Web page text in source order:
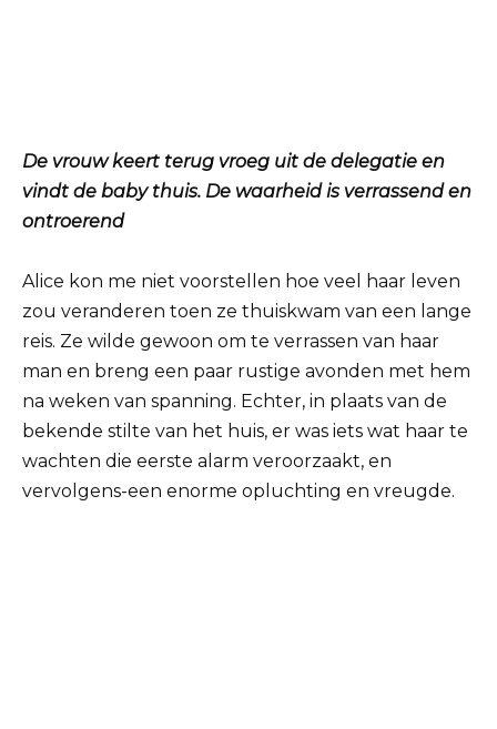
De vrouw keert terug vroeg uit de delegatie en
vindt de baby thuis. De waarheid is verrassend en
ontroerend
Alice kon me niet voorstellen hoe veel haar leven
zou veranderen toen ze thuiskwam van een lange
reis. Ze wilde gewoon om te verrassen van haar
man en breng een paar rustige avonden met hem
na weken van spanning. Echter, in plaats van de
bekende stilte van het huis, er was iets wat haar te
wachten die eerste alarm veroorzaakt, en
vervolgens-een enorme opluchting en vreugde.